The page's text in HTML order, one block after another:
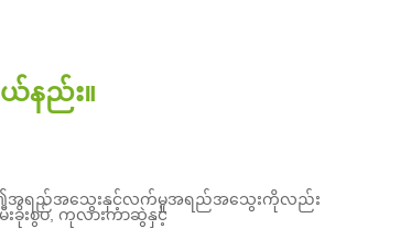
နည်း။
း၏အရည်အသွေးနှင့်လက်မှုအရည်အသွေးကိုလည်း
မီးခိုးစွပ်, ကုလားကာဆွဲနှင့်